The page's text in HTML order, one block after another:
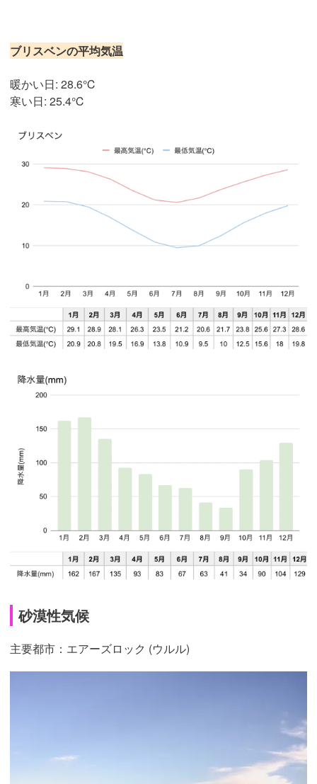
ブリスベンの平均気温
暖かい日: 28.6℃
寒い日: 25.4℃
砂漠性気候
主要都市：エアーズロック (ウルル)